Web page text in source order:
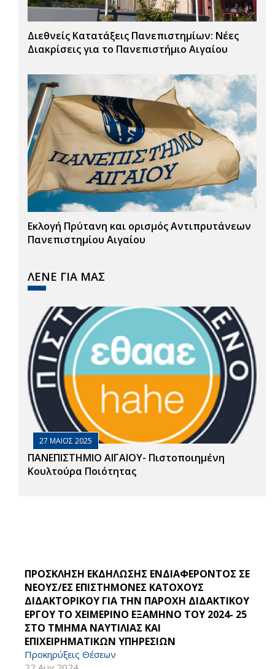
Διεθνείς Κατατάξεις Πανεπιστημίων: Νέες
Διακρίσεις για το Πανεπιστήμιο Αιγαίου
Εκλογή Πρύτανη και ορισμός Αντιπρυτάνεων
Πανεπιστημίου Αιγαίου
ΛΕΝΕ ΓΙΑ ΜΑΣ
27 ΜΑΙΟΣ 2025
ΠΑΝΕΠΙΣΤΗΜΙΟ ΑΙΓΑΙΟΥ- Πιστοποιημένη
Κουλτούρα Ποιότητας
ΠΡΟΣΚΛΗΣΗ ΕΚΔΗΛΩΣΗΣ ΕΝΔΙΑΦΕΡΟΝΤΟΣ ΣΕ
ΝΕΟΥΣ/ΕΣ ΕΠΙΣΤΗΜΟΝΕΣ ΚΑΤΟΧΟΥΣ
ΔΙΔΑΚΤΟΡΙΚΟΥ ΓΙΑ ΤΗΝ ΠΑΡΟΧΗ ΔΙΔΑΚΤΙΚΟΥ
ΕΡΓΟΥ ΤΟ ΧΕΙΜΕΡΙΝΟ ΕΞΑΜΗΝΟ ΤΟΥ 2024- 25
ΣΤΟ ΤΜΗΜΑ ΝΑΥΤΙΛΙΑΣ ΚΑΙ
ΕΠΙΧΕΙΡΗΜΑΤΙΚΩΝ ΥΠΗΡΕΣΙΩΝ
Προκηρύξεις Θέσεων